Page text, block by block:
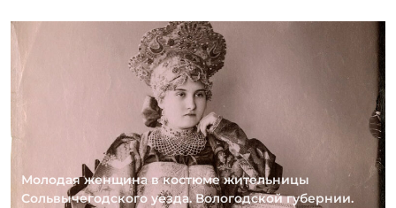
Молодая женщина в костюме жительницы
Сольвычегодского уезда. Вологодской губернии.